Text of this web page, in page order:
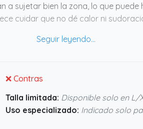
a sujetar bien la zona, lo que
cuidar que no dé calor ni
❌ Contras
Talla limitada: Disponible solo en L/
Uso especializado: Indicado solo